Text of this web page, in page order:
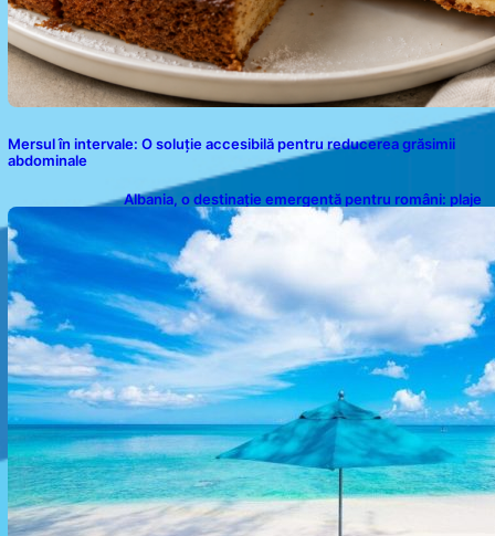
Mersul în intervale: O soluție accesibilă pentru reducerea grăsimii
abdominale
Albania, o destinație emergentă pentru români: plaje
spectaculoase, ape turcoaz și prețuri accesibile